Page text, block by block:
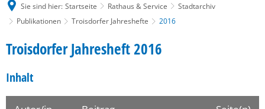
Sie sind hier: Startseite Rathaus & Service
Stadtarchiv
Publikationen
Troisdorfer Jahreshefte 2016
Troisdorfer Jahresheft 2016
Inhalt